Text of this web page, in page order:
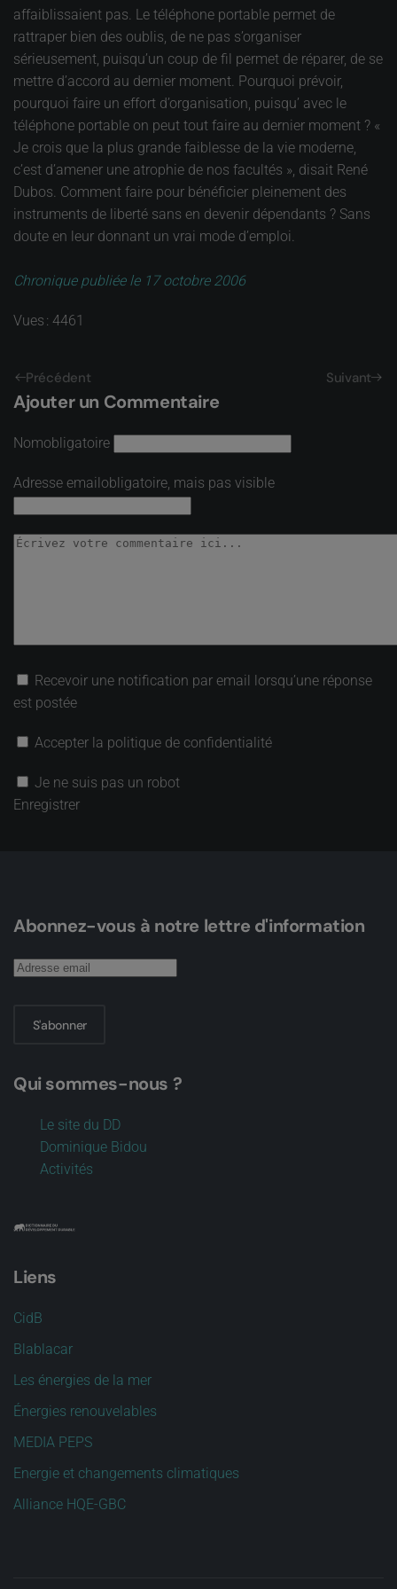
affaiblissaient pas. Le téléphone portable permet de
rattraper bien des oublis, de ne pas s’organiser
sérieusement, puisqu’un coup de fil permet de réparer, de se
mettre d’accord au dernier moment. Pourquoi prévoir,
pourquoi faire un effort d’organisation, puisqu’ avec le
téléphone portable on peut tout faire au dernier moment ? «
Je crois que la plus grande faiblesse de la vie moderne,
c’est d’amener une atrophie de nos facultés », disait René
Dubos. Comment faire pour bénéficier pleinement des
instruments de liberté sans en devenir dépendants ? Sans
doute en leur donnant un vrai mode d’emploi.
Chronique publiée le 17 octobre 2006
Vues : 4461
Précédent Suivant
Ajouter un Commentaire
Nomobligatoire
Adresse emailobligatoire, mais pas visible
Recevoir une notification par email lorsqu’une réponse
est postée
Accepter la politique de confidentialité
Je ne suis pas un robot
Enregistrer
Abonnez-vous à notre lettre d'information
S'abonner
Qui sommes-nous ?
Le site du DD
Dominique Bidou
Activités
Liens
CidB
Blablacar
Les énergies de la mer
Énergies renouvelables
MEDIA PEPS
Energie et changements climatiques
Alliance HQE-GBC